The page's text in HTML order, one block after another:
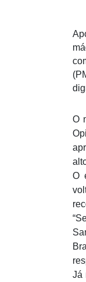
O
O
Já